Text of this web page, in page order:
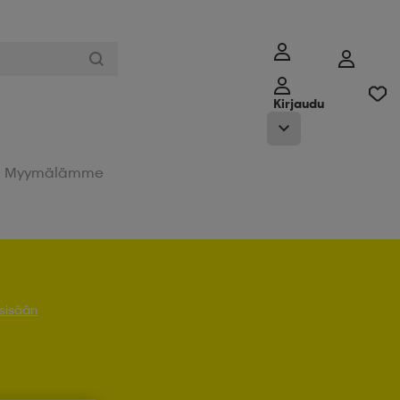
Kirjaudu
Myymälämme